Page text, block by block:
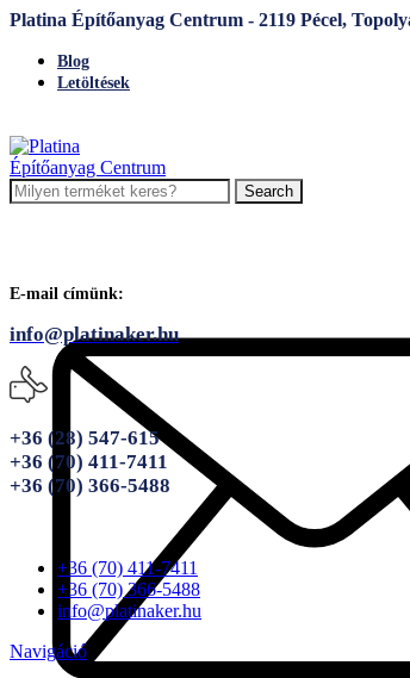
Platina Építőanyag Centrum - 2119 Pécel,
Blog
Letöltések
Search
E-mail címünk:
info@platinaker.hu
+36 (28) 547-615
+36 (70) 411-7411
+36 (70) 366-5488
+36 (70) 411-7411
+36 (70) 366-5488
info@platinaker.hu
Navigáció